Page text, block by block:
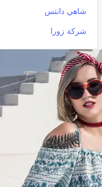
شاهي دانتس
شركة زورا